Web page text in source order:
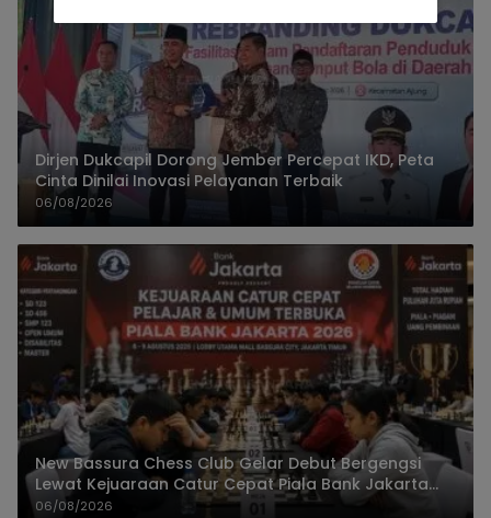
Dirjen Dukcapil Dorong Jember Percepat IKD, Peta
Cinta Dinilai Inovasi Pelayanan Terbaik
06/08/2026
New Bassura Chess Club Gelar Debut Bergengsi
Lewat Kejuaraan Catur Cepat Piala Bank Jakarta
2026
06/08/2026